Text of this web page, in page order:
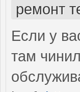
ремонт
Если у
там